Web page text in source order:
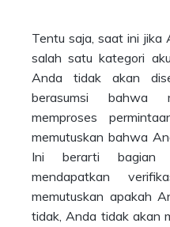
Tentu saja, saat ini jika
salah satu kategori
Anda tidak akan
berasumsi bahwa
memproses
memutuskan bahwa
Ini berarti bagian
mendapatkan
memutuskan apakah
tidak, Anda tidak akan